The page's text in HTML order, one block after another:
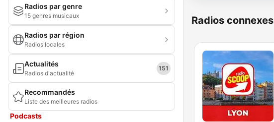
Radios par genre
15 genres musicaux
Radios par région
Radios locales
Actualités
Radios d'actualité
151
Recommandés
Liste des meilleures radios
Podcasts
Radios connexes